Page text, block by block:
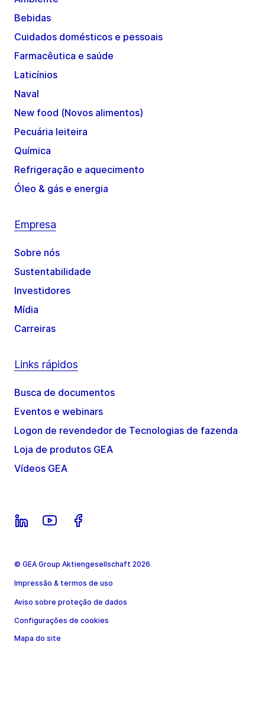
Bebidas
Cuidados domésticos e pessoais
Farmacêutica e saúde
Laticínios
Naval
New food (Novos alimentos)
Pecuária leiteira
Química
Refrigeração e aquecimento
Óleo & gás e energia
Empresa
Sobre nós
Sustentabilidade
Investidores
Mídia
Carreiras
Links rápidos
Busca de documentos
Eventos e webinars
Logon de revendedor de Tecnologias de fazenda
Loja de produtos GEA
Vídeos GEA
© GEA Group Aktiengesellschaft 2026
Impressão & termos de uso
Aviso sobre proteção de dados
Configurações de cookies
Mapa do site